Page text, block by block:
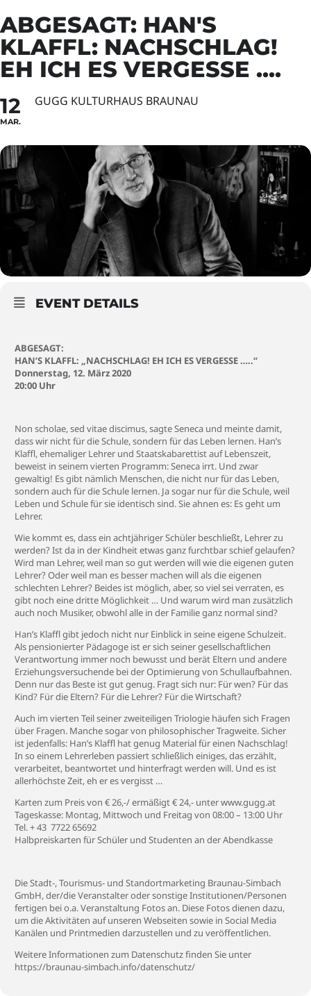
ABGESAGT: HAN'S
KLAFFL: NACHSCHLAG!
EH ICH ES VERGESSE ....
12
MAR.
GUGG KULTURHAUS BRAUNAU
EVENT DETAILS
ABGESAGT:
HAN’S KLAFFL: „NACHSCHLAG! EH ICH ES VERGESSE …..“
Donnerstag, 12. März 2020
20:00 Uhr
Non scholae, sed vitae discimus, sagte Seneca und meinte damit,
dass wir nicht für die Schule, sondern für das Leben lernen. Han’s
Klaffl, ehemaliger Lehrer und Staatskabarettist auf Lebenszeit,
beweist in seinem vierten Programm: Seneca irrt. Und zwar
gewaltig! Es gibt nämlich Menschen, die nicht nur für das Leben,
sondern auch für die Schule lernen. Ja sogar nur für die Schule, weil
Leben und Schule für sie identisch sind. Sie ahnen es: Es geht um
Lehrer.
Wie kommt es, dass ein achtjähriger Schüler beschließt, Lehrer zu
werden? Ist da in der Kindheit etwas ganz furchtbar schief gelaufen?
Wird man Lehrer, weil man so gut werden will wie die eigenen guten
Lehrer? Oder weil man es besser machen will als die eigenen
schlechten Lehrer? Beides ist möglich, aber, so viel sei verraten, es
gibt noch eine dritte Möglichkeit … Und warum wird man zusätzlich
auch noch Musiker, obwohl alle in der Familie ganz normal sind?
Han’s Klaffl gibt jedoch nicht nur Einblick in seine eigene Schulzeit.
Als pensionierter Pädagoge ist er sich seiner gesellschaftlichen
Verantwortung immer noch bewusst und berät Eltern und andere
Erziehungsversuchende bei der Optimierung von Schullaufbahnen.
Denn nur das Beste ist gut genug. Fragt sich nur: Für wen? Für das
Kind? Für die Eltern? Für die Lehrer? Für die Wirtschaft?
Auch im vierten Teil seiner zweiteiligen Triologie häufen sich Fragen
über Fragen. Manche sogar von philosophischer Tragweite. Sicher
ist jedenfalls: Han’s Klaffl hat genug Material für einen Nachschlag!
In so einem Lehrerleben passiert schließlich einiges, das erzählt,
verarbeitet, beantwortet und hinterfragt werden will. Und es ist
allerhöchste Zeit, eh er es vergisst …
Karten zum Preis von € 26,-/ ermäßigt € 24,- unter www.gugg.at
Tageskasse: Montag, Mittwoch und Freitag von 08:00 – 13:00 Uhr
Tel. + 43 7722 65692
Halbpreiskarten für Schüler und Studenten an der Abendkasse
Die Stadt-, Tourismus- und Standortmarketing Braunau-Simbach
GmbH, der/die Veranstalter oder sonstige Institutionen/Personen
fertigen bei o.a. Veranstaltung Fotos an. Diese Fotos dienen dazu,
um die Aktivitäten auf unseren Webseiten sowie in Social Media
Kanälen und Printmedien darzustellen und zu veröffentlichen.
Weitere Informationen zum Datenschutz finden Sie unter
https://braunau-simbach.info/datenschutz/